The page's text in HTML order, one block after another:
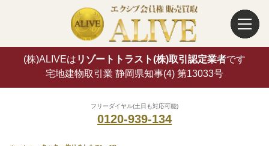
(株)ALIVEは リゾートトラスト(株)取引認定業者です
宅地建物取引業 静岡県知事(4) 第13033号
フリーダイヤル(土日も対応可能)
0120-939-134